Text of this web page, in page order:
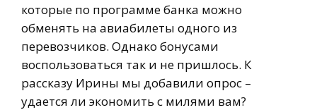
которые по программе банка можно
обменять на авиабилеты одного из
перевозчиков. Однако бонусами
воспользоваться так и не пришлось. К
рассказу Ирины мы добавили опрос –
удается ли экономить с милями вам?